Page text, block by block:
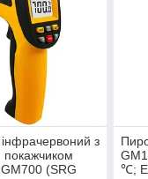
з
покажчиком
(SRG
℃;